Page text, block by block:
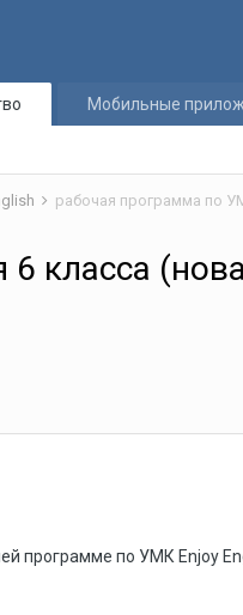
Мобильные
рабочая программа по
класса
программе по УМК Enjoy